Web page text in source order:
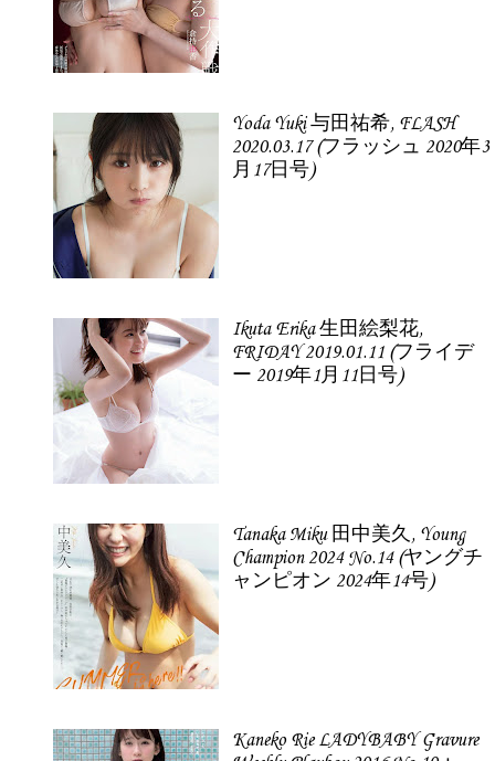
Yoda Yuki 与田祐希, FLASH
2020.03.17 (フラッシュ 2020年3
月17日号)
Ikuta Erika 生田絵梨花,
FRIDAY 2019.01.11 (フライデ
ー 2019年1月11日号)
Tanaka Miku 田中美久, Young
Champion 2024 No.14 (ヤングチ
ャンピオン 2024年14号)
Kaneko Rie LADYBABY Gravure